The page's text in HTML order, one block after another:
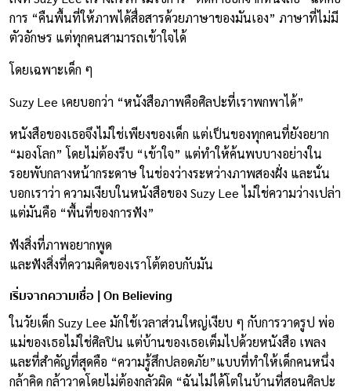
การ “คืนพื้นที่ให้ภาพได้สื่อสารด้วยภาษาของมันเอง” ภาษาที่ไม่มี
ตัวอักษร แต่ทุกคนสามารถเข้าใจได้
โดยเฉพาะเด็ก ๆ
Suzy Lee เคยบอกว่า “หนังสือภาพคือศิลปะที่เราพกพาได้”
หนังสือของเธอจึงไม่ใช่เพียงของเด็ก แต่เป็นของทุกคนที่ยังอยาก
“มองโลก” โดยไม่ต้องรีบ “เข้าใจ” แต่ทำให้ค้นพบบางอย่างใน
รอยพับกลางหน้ากระดาษ ในช่องว่างระหว่างภาพสองฝั่ง และนั่น
บอกเราว่า ความเงียบในหนังสือของ Suzy Lee ไม่ใช่ความว่างเปล่า
แต่มันคือ “พื้นที่ของการฟัง”
ฟังสิ่งที่ภาพอยากพูด
และฟังสิ่งที่ความคิดของเราโต้ตอบกับมัน
เริ่มจากความเชื่อ | On Believing
ในวัยเด็ก Suzy Lee มักใช้เวลาส่วนใหญ่เงียบ ๆ กับการวาดรูป พ่อ
แม่ของเธอไม่ใช่ศิลปิน แต่บ้านของเธอเต็มไปด้วยหนังสือ เพลง
และที่สำคัญที่สุดคือ “ความรู้สึกปลอดภัย”แบบที่ทำให้เด็กคนหนึ่ง
กล้าคิด กล้าวาดโดยไม่ต้องกลัวผิด “ฉันไม่ได้โตในบ้านที่สอนศิลปะ